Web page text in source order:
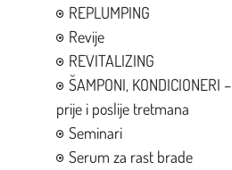
REPLUMPING
Revije
REVITALIZING
ŠAMPONI, KONDICIONERI –
prije i poslije tretmana
Seminari
Serum za rast brade